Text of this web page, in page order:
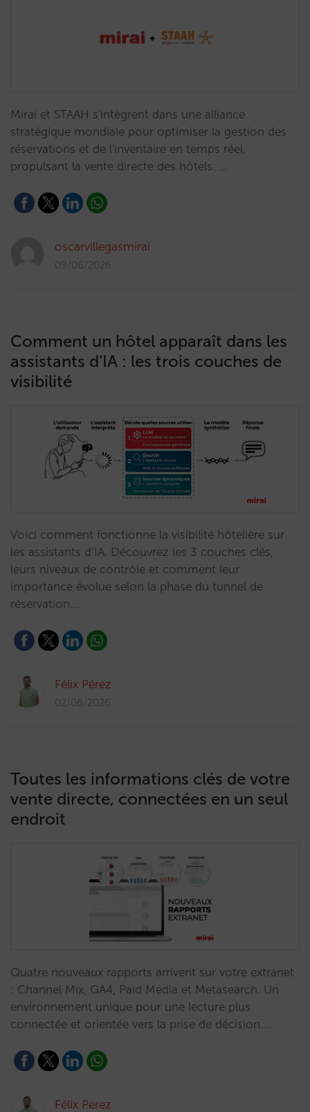
Mirai et STAAH s'intègrent dans une alliance
stratégique mondiale pour optimiser la gestion des
réservations et de l'inventaire en temps réel,
propulsant la vente directe des hôtels. …
oscarvillegasmirai
09/06/2026
Comment un hôtel apparaît dans les
assistants d’IA : les trois couches de
visibilité
Voici comment fonctionne la visibilité hôtelière sur
les assistants d’IA. Découvrez les 3 couches clés,
leurs niveaux de contrôle et comment leur
importance évolue selon la phase du tunnel de
réservation.…
Félix Pérez
02/06/2026
Toutes les informations clés de votre
vente directe, connectées en un seul
endroit
Quatre nouveaux rapports arrivent sur votre extranet
: Channel Mix, GA4, Paid Media et Metasearch. Un
environnement unique pour une lecture plus
connectée et orientée vers la prise de décision.…
Félix Pérez